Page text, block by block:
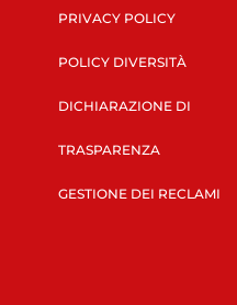
PRIVACY POLICY
POLICY DIVERSITÀ
DICHIARAZIONE DI
TRASPARENZA
GESTIONE DEI RECLAMI